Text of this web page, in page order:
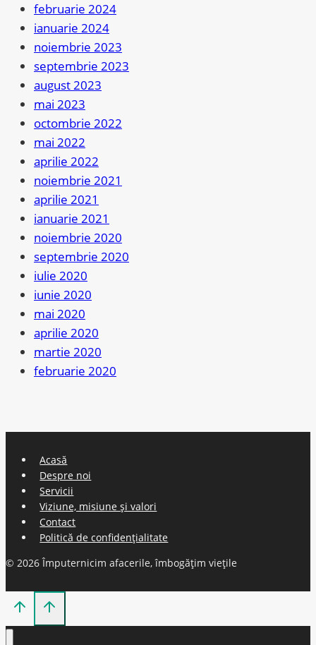
februarie 2024
ianuarie 2024
noiembrie 2023
septembrie 2023
august 2023
mai 2023
octombrie 2022
mai 2022
aprilie 2022
noiembrie 2021
aprilie 2021
ianuarie 2021
noiembrie 2020
septembrie 2020
iulie 2020
iunie 2020
mai 2020
aprilie 2020
martie 2020
februarie 2020
Acasă
Despre noi
Servicii
Viziune, misiune și valori
Contact
Politică de confidențialitate
© 2026 Împuternicim afacerile, îmbogățim viețile